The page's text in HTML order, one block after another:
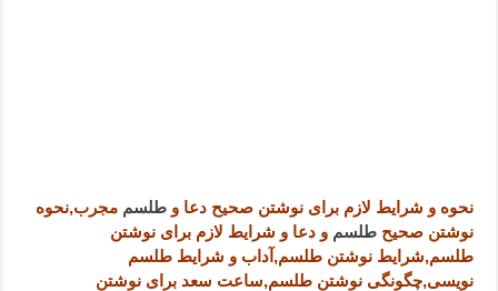
نحوه و شرایط لازم برای نوشتن صحیح دعا وطلسم مجرب,نحوه
نوشتن صحیحطلسم و دعا و شرایط لازم برای نوشتن
طلسم,شرایط نوشتن طلسم,آداب و شرایط طلسم
نویسی,چگونگی نوشتن طلسم,ساعت سعد برای نوشتن